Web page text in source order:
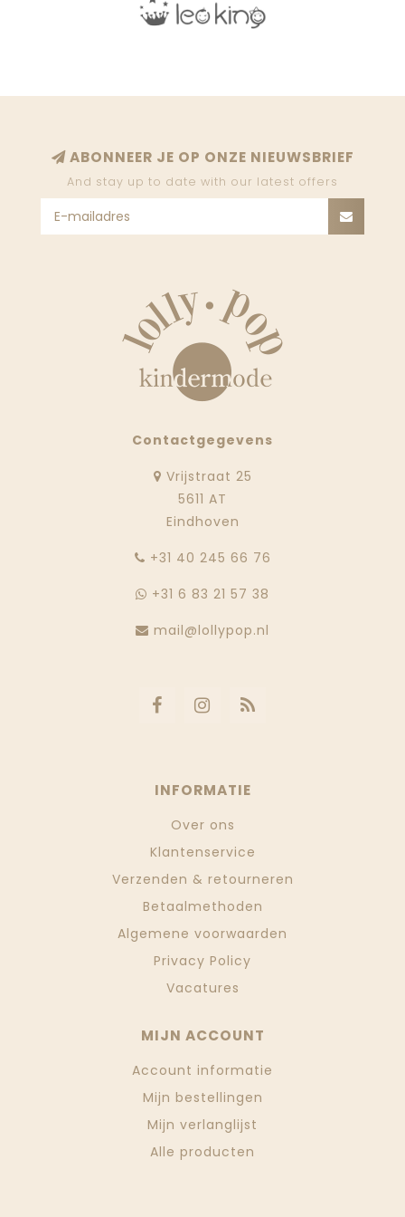
ABONNEER JE OP ONZE NIEUWSBRIEF
And stay up to date with our latest offers
Contactgegevens
Vrijstraat 25
5611 AT
Eindhoven
‭+31 40 245 66 76
+31 6 83 21 57 38
mail@lollypop.nl
INFORMATIE
Over ons
Klantenservice
Verzenden & retourneren
Betaalmethoden
Algemene voorwaarden
Privacy Policy
Vacatures
MIJN ACCOUNT
Account informatie
Mijn bestellingen
Mijn verlanglijst
Alle producten